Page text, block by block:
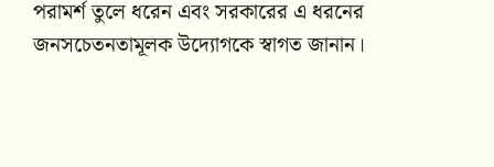
পরামর্শ তুলে ধরেন এবং সরকারের এ ধরনের
জনসচেতনতামূলক উদ্যোগকে স্বাগত জানান।